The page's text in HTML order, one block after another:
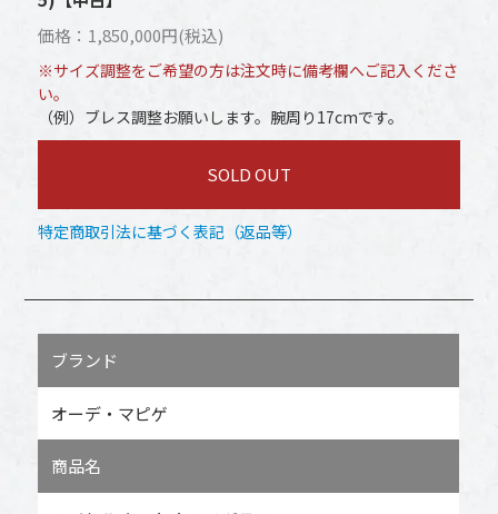
価格：1,850,000円(税込)
※サイズ調整をご希望の方は注文時に備考欄へご記入くださ
い。
（例）ブレス調整お願いします。腕周り17cmです。
SOLD OUT
特定商取引法に基づく表記（返品等）
ブランド
オーデ・マピゲ
商品名